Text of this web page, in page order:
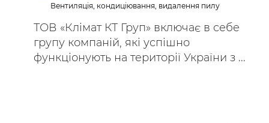
Вентиляція, кондиціювання, видалення пилу
ТОВ «Клімат КТ Груп» включає в себе
групу компаній, які успішно
функціонують на території України з ...